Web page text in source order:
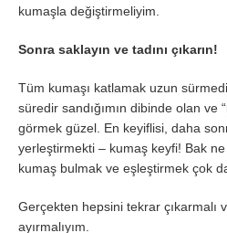
kumaşla değiştirmeliyim.
Sonra saklayın ve tadını çıkarın!
Tüm kumaşı katlamak uzun
süredir sandığımın dibinde olan ve
görmek güzel. En keyiflisi, daha
yerleştirmekti – kumaş keyfi! Bak
kumaş bulmak ve eşleştirmek çok
Gerçekten hepsini tekrar çıkarmalı
ayırmalıyım.